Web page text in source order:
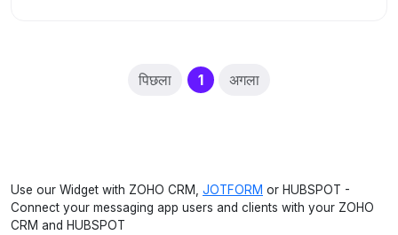
पिछला 1(current)
अगला
Use our Widget with ZOHO CRM, JOTFORM or HUBSPOT -
Connect your messaging app users and clients with your ZOHO
CRM and HUBSPOT